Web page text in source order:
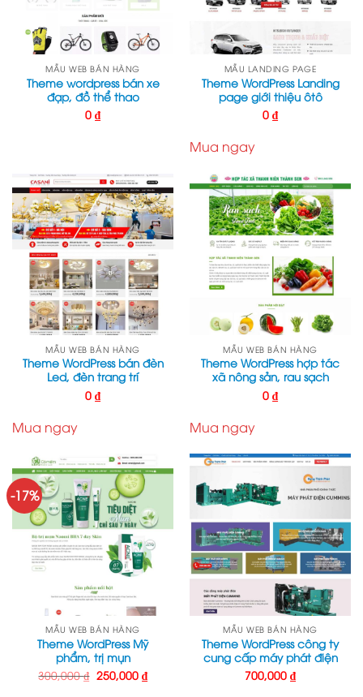
MẪU WEB BÁN HÀNG
Theme wordpress bán xe
đạp, đồ thể thao
0 ₫
MẪU LANDING PAGE
Theme WordPress Landing
page giới thiệu ôtô
0 ₫
Mua ngay
MẪU WEB BÁN HÀNG
Theme WordPress bán đèn
Led, đèn trang trí
0 ₫
Mua ngay
MẪU WEB BÁN HÀNG
Theme WordPress hợp tác
xã nông sản, rau sạch
0 ₫
Mua ngay
-17%
MẪU WEB BÁN HÀNG
Theme WordPress Mỹ
phẩm, trị mụn
300,000₫ Giá
gốc
250,000 ₫Giá
hiện
MẪU WEB BÁN HÀNG
Theme WordPress công ty
cung cấp máy phát điện
700,000 ₫